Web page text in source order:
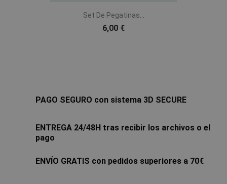
Set De Pegatinas...
6,00 €
PAGO SEGURO con sistema 3D SECURE
ENTREGA 24/48H tras recibir los archivos o el
pago
ENVÍO GRATIS con pedidos superiores a 70€